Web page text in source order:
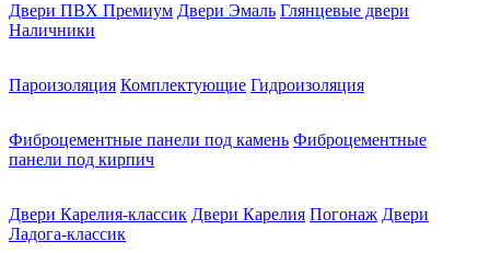
Двери ПВХ Премиум Двери Эмаль Глянцевые двери
Наличники
Пароизоляция Комплектующие Гидроизоляция
Фиброцементные панели под камень Фиброцементные
панели под кирпич
Двери Карелия-классик Двери Карелия Погонаж Двери
Ладога-классик